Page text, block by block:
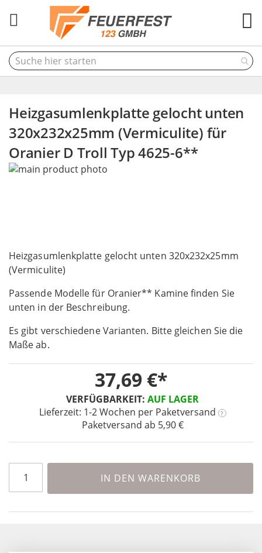
Heizgasumlenkplatte gelocht unten
320x232x25mm (Vermiculite) für
Oranier D Troll Typ 4625-6**
Heizgasumlenkplatte gelocht unten 320x232x25mm
(Vermiculite)
Passende Modelle für Oranier** Kamine finden Sie
unten in der Beschreibung.
Es gibt verschiedene Varianten. Bitte gleichen Sie die
Maße ab.
VERFÜGBARKEIT: AUF LAGER
Lieferzeit: 1-2 Wochen per Paketversand ?
Paketversand ab 5,90 €
37,69 €
IN DEN WARENKORB
Skip
gallery
to
the
of
the
gallery